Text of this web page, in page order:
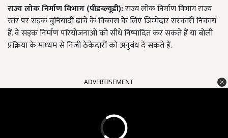
राज्य लोक निर्माण विभाग (पीडब्ल्यूडी):राज्य लोक निर्माण विभाग राज्य
स्तर पर सड़क बुनियादी ढांचे के विकास के लिए जिम्मेदार सरकारी निकाय
हैं. वे सड़क निर्माण परियोजनाओं को सीधे निष्पादित कर सकते हैं या बोली
प्रक्रिया के माध्यम से निजी ठेकेदारों को अनुबंध दे सकते हैं.
ADVERTISEMENT